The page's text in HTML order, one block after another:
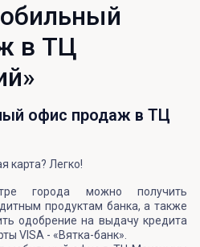
в ТЦ
офис продаж в ТЦ
карта? Легко!
города можно получить
продуктам банка, а также
одобрение на выдачу кредита
VISA - «Вятка-банк».